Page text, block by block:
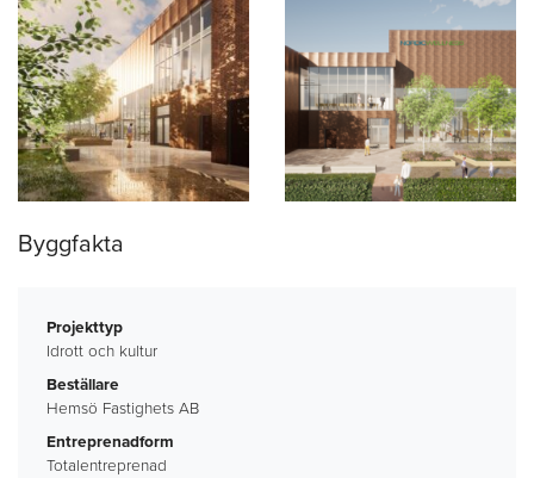
Byggfakta
Projekttyp
Idrott och kultur
Beställare
Hemsö Fastighets AB
Entreprenadform
Totalentreprenad